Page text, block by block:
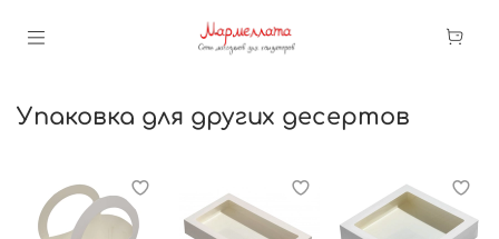
Упаковка для других десертов